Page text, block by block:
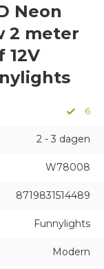
Neon
2 meter
12V
6
2 - 3 dagen
W78008
8719831514489
Funnylights
Modern